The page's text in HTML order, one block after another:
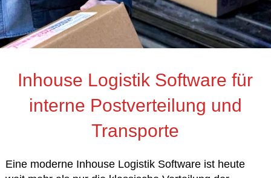
Inhouse Logistik Software für
interne Postverteilung und
Transporte
Eine moderne Inhouse Logistik Software ist heute